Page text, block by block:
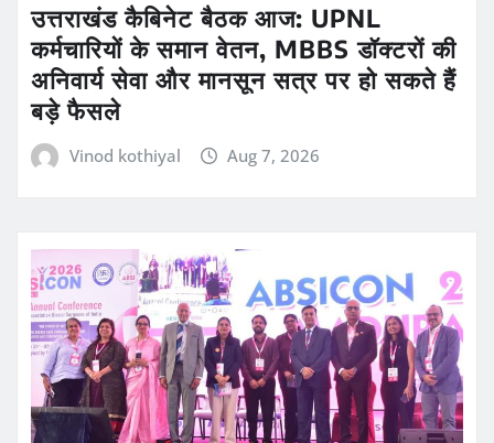
उत्तराखंड कैबिनेट बैठक आज: UPNL
कर्मचारियों के समान वेतन, MBBS डॉक्टरों की
अनिवार्य सेवा और मानसून सत्र पर हो सकते हैं
बड़े फैसले
Vinod kothiyal Aug 7, 2026